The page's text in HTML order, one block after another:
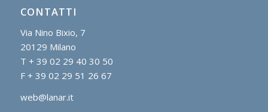
CONTATTI
Via Nino Bixio, 7
20129 Milano
T + 39 02 29 40 30 50
F + 39 02 29 51 26 67
web@lanar.it